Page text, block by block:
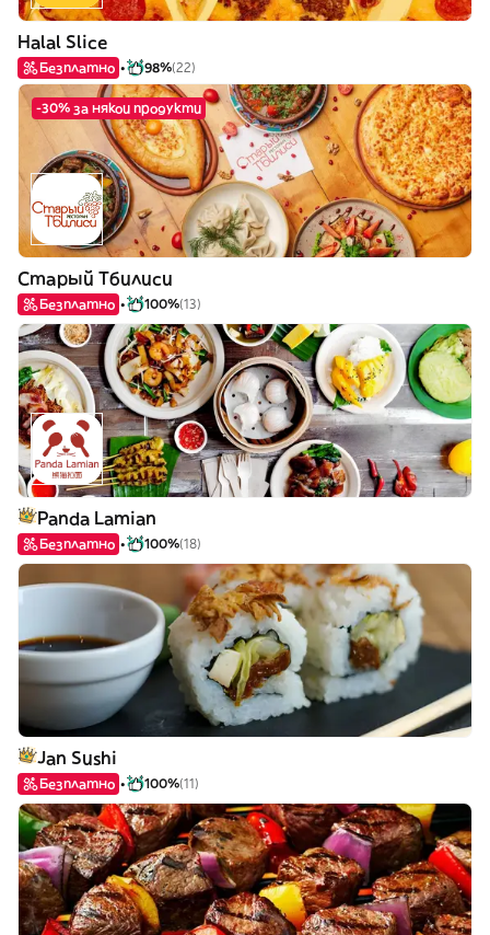
Halal Slice
Безплатно 98%(22)
-30% за някои продукти
Старый Тбилиси
Безплатно 100%(13)
Panda Lamian
Безплатно 100%(18)
Jan Sushi
Безплатно 100%(11)